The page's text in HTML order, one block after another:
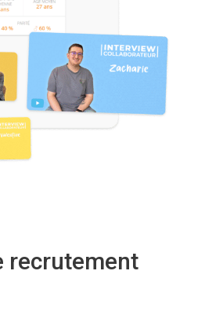
recrutement